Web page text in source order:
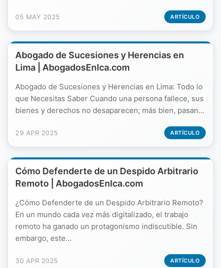
05 MAY 2025 ARTÍCULO
Abogado de Sucesiones y Herencias en
Lima | AbogadosEnIca.com
Abogado de Sucesiones y Herencias en Lima: Todo lo
que Necesitas Saber Cuando una persona fallece, sus
bienes y derechos no desaparecen; más bien, pasan...
29 APR 2025 ARTÍCULO
Cómo Defenderte de un Despido Arbitrario
Remoto | AbogadosEnIca.com
¿Cómo Defenderte de un Despido Arbitrario Remoto?
En un mundo cada vez más digitalizado, el trabajo
remoto ha ganado un protagonismo indiscutible. Sin
embargo, este...
30 APR 2025 ARTÍCULO